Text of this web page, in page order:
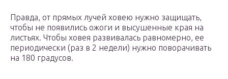
Правда, от прямых лучей ховею нужно защищать,
чтобы не появились ожоги и высушенные края на
листьях. Чтобы ховея развивалась равномерно, ее
периодически (раз в 2 недели) нужно поворачивать
на 180 градусов.